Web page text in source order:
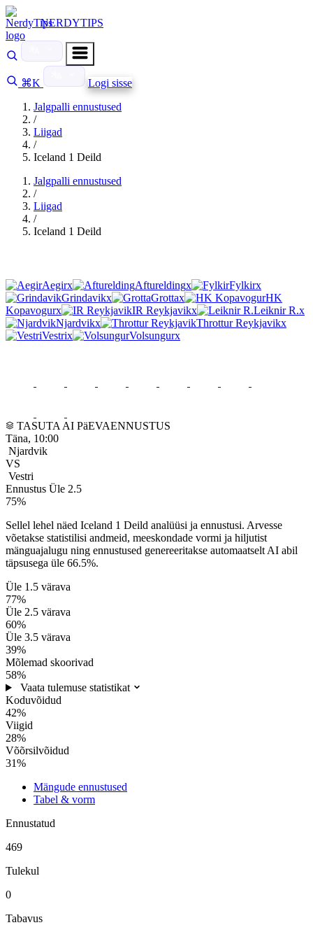
NERDYTIPS
⌘K
Logi sisse
Jalgpalli ennustused
/
Liigad
/
Iceland 1 Deild
Jalgpalli ennustused
/
Liigad
/
Iceland 1 Deild
Aegirx Aftureldingx Fylkirx
Grindavikx Grottax
HK
Kopavogurx IR Reykjavikx Leiknir R.x
Njardvikx Throttur Reykjavikx
Vestrix Volsungurx
TASUTA AI PäEVAENNUSTUS
Täna, 10:00
Njardvik
VS
Vestri
Ennustus Üle 2.5
75%
Sellel lehel näed Iceland 1 Deild analüüsi ja ennustusi. Arvesse
võetakse statistilisi andmeid, meeskondade vormi ja hiljutist
mänguajalugu ning ennustused genereeritakse automaatselt AI abil
täpsusega üle 66.5%.
Üle 1.5 värava
77%
Üle 2.5 värava
60%
Üle 3.5 värava
39%
Mõlemad skoorivad
58%
Vaata tulemuse statistikat
Koduvõidud
42%
Viigid
28%
Võõrsilvõidud
31%
Mängude ennustused
Tabel & vorm
Ennustatud
469
Tulekul
0
Tabavus